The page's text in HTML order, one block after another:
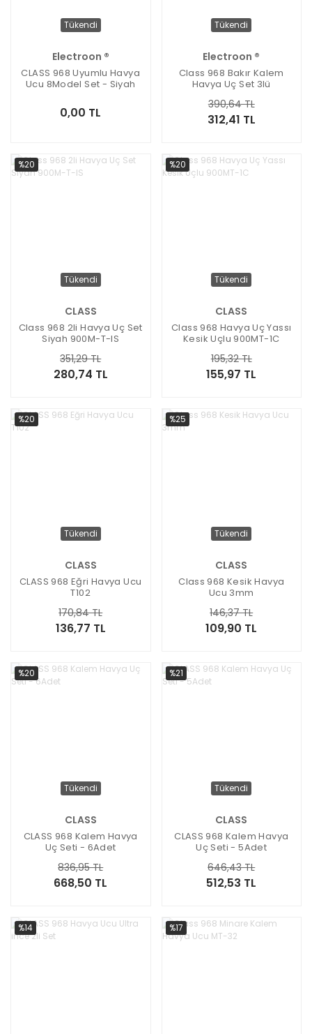
Tükendi
Electroon ®
CLASS 968 Uyumlu Havya
Ucu 8Model Set - Siyah
0,00 TL
Tükendi
Electroon ®
Class 968 Bakır Kalem
Havya Uç Set 3lü
312,41 TL
390,64 TL
%20
Tükendi
CLASS
Class 968 2li Havya Uç Set
Siyah 900M-T-IS
280,74 TL
351,29 TL
%20
Tükendi
CLASS
Class 968 Havya Uç Yassı
Kesik Uçlu 900MT-1C
155,97 TL
195,32 TL
%20
Tükendi
CLASS
CLASS 968 Eğri Havya Ucu
T102
136,77 TL
170,84 TL
%25
Tükendi
CLASS
Class 968 Kesik Havya
Ucu 3mm
109,90 TL
146,37 TL
%20
Tükendi
CLASS
CLASS 968 Kalem Havya
Uç Seti - 6Adet
668,50 TL
836,95 TL
%21
Tükendi
CLASS
CLASS 968 Kalem Havya
Uç Seti - 5Adet
512,53 TL
646,43 TL
%14 %17